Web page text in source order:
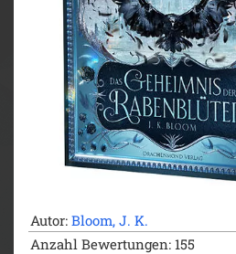
Autor: Bloom, J. K.
Anzahl Bewertungen: 155